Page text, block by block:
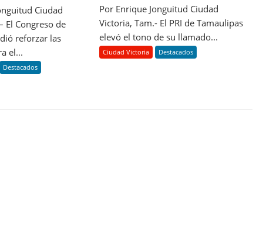
Ciudad
El Congreso de
reforzar las
el...
Destacados
Por Enrique Jonguitud Ciudad
Victoria, Tam.- El PRI de Tamaulipas
elevó el tono de su llamado...
Ciudad Victoria Destacados